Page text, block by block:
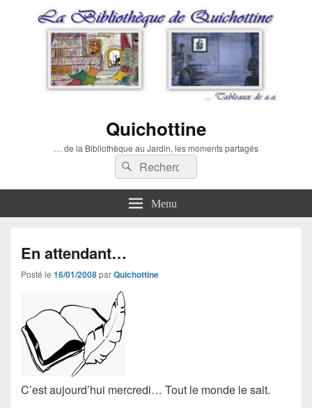
Quichottine
… de la Bibliothèque au Jardin, les moments partagés
Recherche :
Rechercher
Menu
En attendant…
Posté le 16/01/2008parQuichottine
C’est aujourd’hui mercredi… Tout le monde le sait.